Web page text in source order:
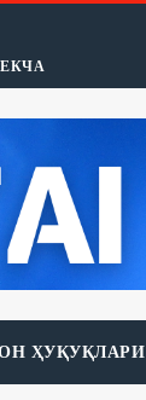
ҲУҚУҚЛАРИ